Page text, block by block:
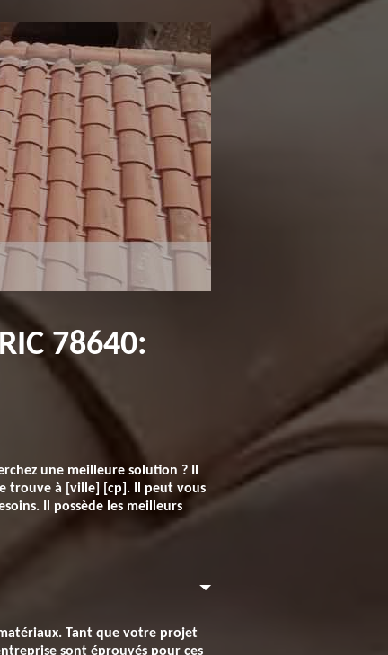
78640:
une meilleure solution ? Il
trouve à [ville] [cp]. Il peut vous
Il possède les meilleurs
Tant que votre projet
sont éprouvés pour ces